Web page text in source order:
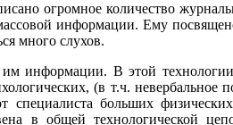
огромное количество
информации. Ему
много слухов.
В этой технологии
(в т.ч. невербальное
больших
в общей технологической